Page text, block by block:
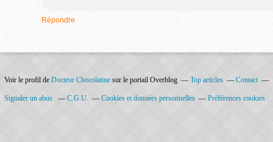
Répondre
Voir le profil de Docteur Chocolatine sur le portail Overblog Top articles Contact
Signaler un abus C.G.U. Cookies et données personnelles Préférences cookies